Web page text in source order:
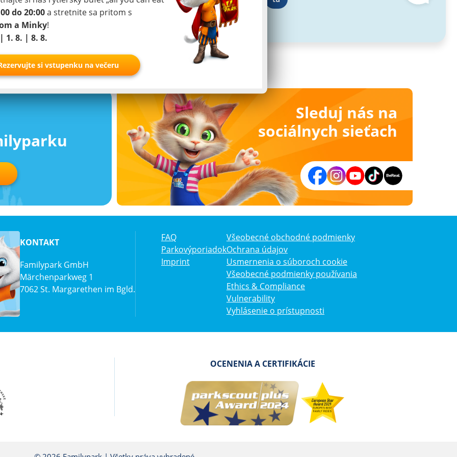
O štúdii
Sleduj nás na
sociálnych sieťach
KONTAKT
Familypark GmbH
Märchenparkweg 1
7062 St. Margarethen im Bgld.
FAQ
Parkovýporiadok
Imprint
Všeobecné obchodné podmienky
Ochrana údajov
Usmernenia o súboroch cookie
Všeobecné podmienky používania
Ethics & Compliance
Vulnerability
Vyhlásenie o prístupnosti
OCENENIA A CERTIFIKÁCIE
do 20:00a stretnite sa pritom s
a Minky!
1. 8. | 8. 8.
si vstupenku na večeru